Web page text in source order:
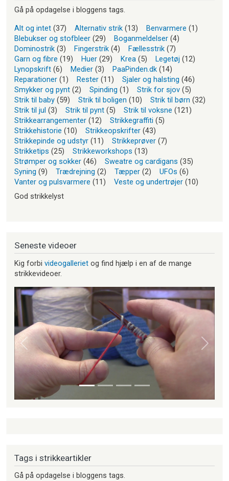
Gå på opdagelse i bloggens tags.
Alt og intet (37) Alternativ strik (13) Benvarmere (1)
Blebukser og stofbleer (29) Boganmeldelser (4)
Dominostrik (3) Fingerstrik (4) Fællesstrik (7)
Garn og fibre (19) Huer (29) Krea (5) Legetøj (12)
Lynopskrift (6) Medier (3) PaaPinden.dk (14)
Reparationer (1) Rester (11) Sjaler og halsting (46)
Smykker og pynt (2) Spinding (1) Strik for sjov (5)
Strik til baby (59) Strik til boligen (10) Strik til børn (32)
Strik til jul (3) Strik til pynt (5) Strik til voksne (121)
Strikkearrangementer (12) Strikkegraffiti (5)
Strikkehistorie (10) Strikkeopskrifter (43)
Strikkepinde og udstyr (11) Strikkeprøver (7)
Strikketips (25) Strikkeworkshops (13)
Strømper og sokker (46) Sweatre og cardigans (35)
Syning (9) Trædrejning (2) Tæpper (2) UFOs (6)
Vanter og pulsvarmere (11) Veste og undertrøjer (10)
God strikkelyst
Seneste videoer
Kig forbi videogalleriet og find hjælp i en af de mange
strikkevideoer.
Forrige Næste
Tags i strikkeartikler
Gå på opdagelse i bloggens tags.